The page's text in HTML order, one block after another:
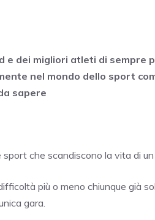
e dei migliori atleti di sempre
nel mondo dello sport
sapere
sport che scandiscono la vita di
più o meno chiunque già
gara.